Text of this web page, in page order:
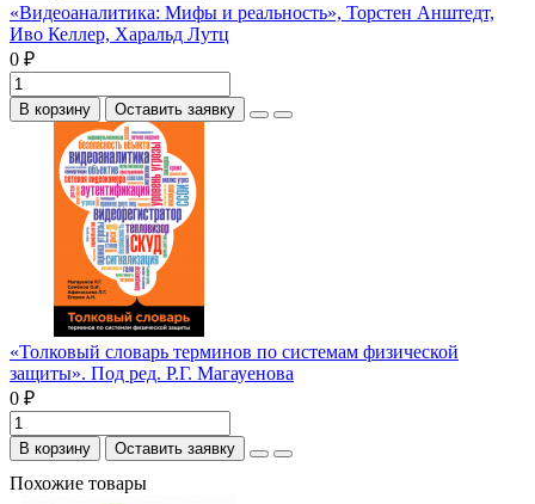
«Видеоаналитика: Мифы и реальность», Торстен Анштедт,
Иво Келлер, Харальд Лутц
0 ₽
В корзину Оставить заявку
«Толковый словарь терминов по системам физической
защиты». Под ред. Р.Г. Магауенова
0 ₽
В корзину Оставить заявку
Похожие товары